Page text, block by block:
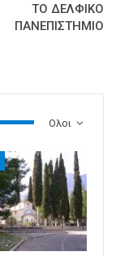
ΤΟ ΔΕΛΦΙΚΟ
ΠΑΝΕΠΙΣΤΗΜΙΟ
Ολοι